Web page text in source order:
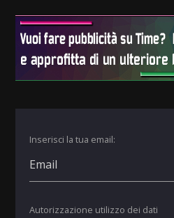
Inserisci la tua email:
Autorizzazione utilizzo dei dati